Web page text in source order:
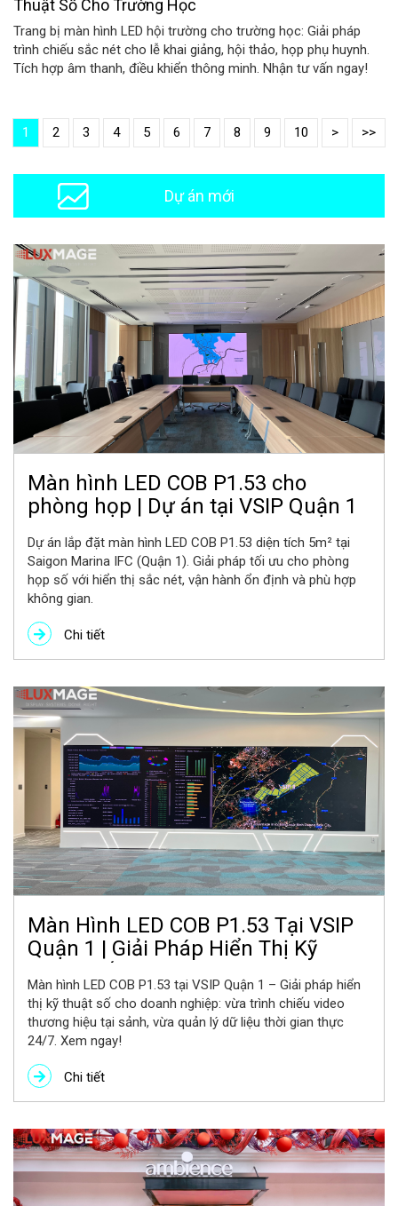
Thuật Số Cho Trường Học
Trang bị màn hình LED hội trường cho trường học: Giải pháp
trình chiếu sắc nét cho lễ khai giảng, hội thảo, họp phụ huynh.
Tích hợp âm thanh, điều khiển thông minh. Nhận tư vấn ngay!
1 2 3 4 5 6 7 8 9 10 > >>
Dự án mới
Màn hình LED COB P1.53 cho
phòng họp | Dự án tại VSIP Quận 1
Dự án lắp đặt màn hình LED COB P1.53 diện tích 5m² tại
Saigon Marina IFC (Quận 1). Giải pháp tối ưu cho phòng
họp số với hiển thị sắc nét, vận hành ổn định và phù hợp
không gian.
Chi tiết
Màn Hình LED COB P1.53 Tại VSIP
Quận 1 | Giải Pháp Hiển Thị Kỹ
Thuật Số Cho Doanh Nghiệp
Màn hình LED COB P1.53 tại VSIP Quận 1 – Giải pháp hiển
thị kỹ thuật số cho doanh nghiệp: vừa trình chiếu video
thương hiệu tại sảnh, vừa quản lý dữ liệu thời gian thực
24/7. Xem ngay!
Chi tiết